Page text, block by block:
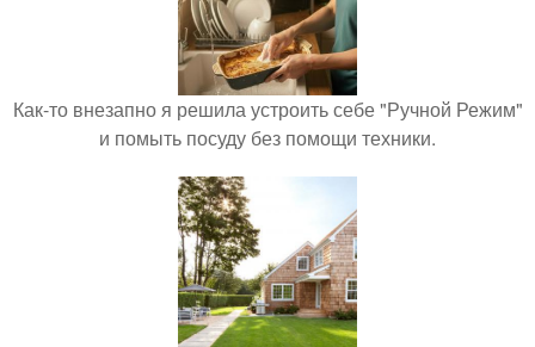
Как-то внезапно я решила устроить себе "Ручной Режим"
и помыть посуду без помощи техники.